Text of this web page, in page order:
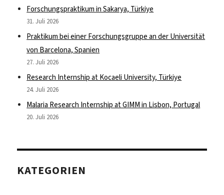
Forschungspraktikum in Sakarya, Türkiye
31. Juli 2026
Praktikum bei einer Forschungsgruppe an der Universität
von Barcelona, Spanien
27. Juli 2026
Research Internship at Kocaeli University, Türkiye
24. Juli 2026
Malaria Research Internship at GIMM in Lisbon, Portugal
20. Juli 2026
KATEGORIEN